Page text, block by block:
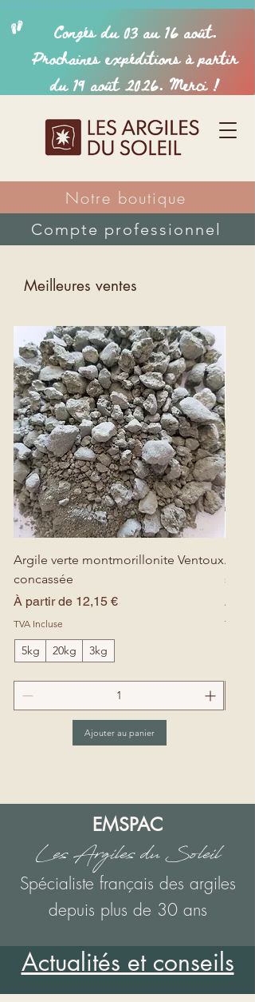
Notre boutique
Compte professionnel
Meilleures ventes
Argile verte montmorillonite Ventoux
concassée
À partir de 12,15 €
Prix promotionnel
TVA Incluse
5kg 20kg 3kg
Ajouter au panier
surfine
À
Prix
TVA
EMSPAC
Les Argiles du Soleil
Spécialiste français des argiles
depuis plus de 30 ans
Actualités et conseils